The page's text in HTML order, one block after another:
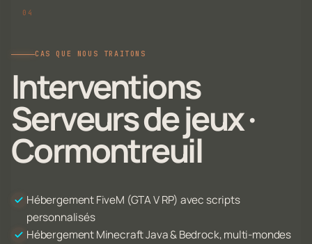
CAS QUE NOUS TRAITONS
Interventions
Serveurs de jeux ·
Cormontreuil
Hébergement FiveM (GTA V RP) avec scripts
personnalisés
Hébergement Minecraft Java & Bedrock, multi-mondes